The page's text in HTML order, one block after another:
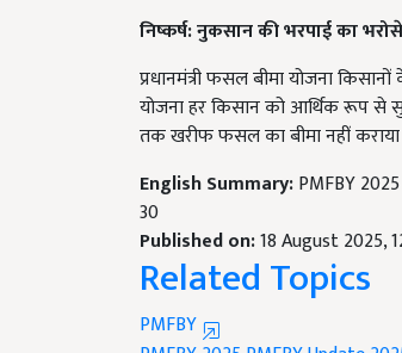
प्रधानमंत्री फसल बीमा योजना
योजना हर किसान को आर्थिक रूप से
तक खरीफ फसल का बीमा नहीं कराया
PMFBY
30
Published on:
Related Topics
PMFBY
PMFBY 2025